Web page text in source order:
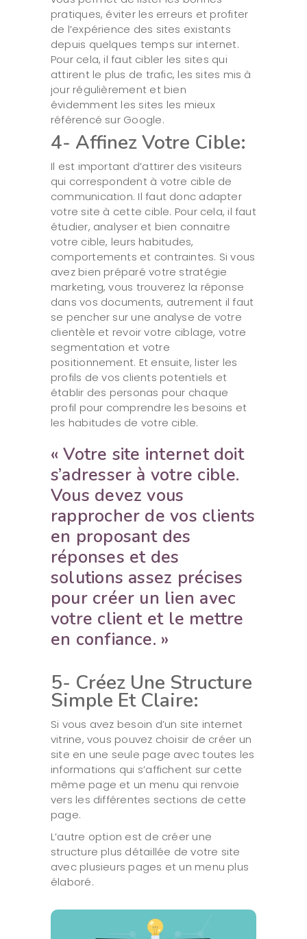
pratiques, éviter les erreurs et profiter
de l’expérience des sites existants
depuis quelques temps sur internet.
Pour cela, il faut cibler les sites qui
attirent le plus de trafic, les sites mis à
jour régulièrement et bien
évidemment les sites les mieux
référencé sur Google.
4- Affinez Votre Cible:
Il est important d’attirer des visiteurs
qui correspondent à votre cible de
communication. Il faut donc adapter
votre site à cette cible. Pour cela, il faut
étudier, analyser et bien connaitre
votre cible, leurs habitudes,
comportements et contraintes. Si vous
avez bien préparé votre stratégie
marketing, vous trouverez la réponse
dans vos documents, autrement il faut
se pencher sur une analyse de votre
clientèle et revoir votre ciblage, votre
segmentation et votre
positionnement. Et ensuite, lister les
profils de vos clients potentiels et
établir des personas pour chaque
profil pour comprendre les besoins et
les habitudes de votre cible.
« Votre site internet doit
s’adresser à votre cible.
Vous devez vous
rapprocher de vos clients
en proposant des
réponses et des
solutions assez précises
pour créer un lien avec
votre client et le mettre
en confiance. »
5- Créez Une Structure
Simple Et Claire:
Si vous avez besoin d’un site internet
vitrine, vous pouvez choisir de créer un
site en une seule page avec toutes les
informations qui s’affichent sur cette
même page et un menu qui renvoie
vers les différentes sections de cette
page.
L’autre option est de créer une
structure plus détaillée de votre site
avec plusieurs pages et un menu plus
élaboré.